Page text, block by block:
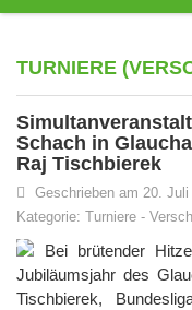
TURNIERE
Schach in
Raj Tischbierek
Geschrieben am 20. Juli
Kategorie: Turniere -
Bei brütender
Jubiläumsjahr des
Tischbierek,